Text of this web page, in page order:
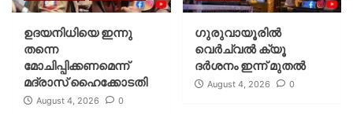
ഉദയനിധിയെ ഇന്നു
തന്നെ
മോചിപ്പിക്കണമെന്ന്
മദ്രാസ് ഹൈക്കോടതി
August 4, 2026 0
ഗുരുവായൂരില്‍
വെര്‍ച്വല്‍ ക്യൂ
ദര്‍ശനം ഇന്ന് മുതല്‍
August 4, 2026 0